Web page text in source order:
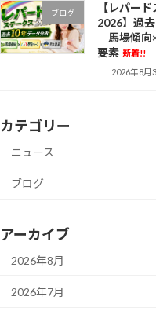
ブログ
【レパー
2026】過
｜馬場傾
要素 新着!!
2026年8月
カテゴリー
ニュース
ブログ
アーカイブ
2026年8月
2026年7月